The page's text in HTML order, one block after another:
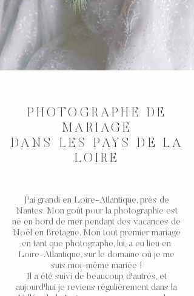
PHOTOGRAPHE DE
MARIAGE
DANS LES PAYS DE LA
LOIRE
J'ai grandi en Loire-Atlantique, près de
Nantes. Mon goût pour la photographie est
né en bord de mer pendant des vacances de
Noël en Bretagne. Mon tout premier mariage
en tant que photographe, lui, a eu lieu en
Loire-Atlantique, sur le domaine où je me
suis moi-même mariée !
Il a été suivi de beaucoup d'autres, et
aujourd'hui je reviens régulièrement dans la